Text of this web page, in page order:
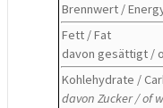
Brennwert /
Fett / Fat
davon gesättigt /
Kohlehydrate /
davon Zucker / of